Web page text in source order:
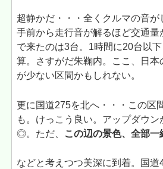
超静かだ・・・全くクルマの音が
手前から走行音が解るほど交通量
で来たのは3台。1時間に20台以
算。さすがだ朱鞠内。ここ、日
が少ない区間かもしれない。
更に国道275を北へ・・・この区
も。けっこう良い。アップダウ
◎。ただ、
この辺の景色、全部一
などと考えつつ美深に到着。国道